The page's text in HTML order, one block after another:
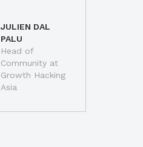
JULIEN DAL
PALU
Head of
Community at
Growth Hacking
Asia